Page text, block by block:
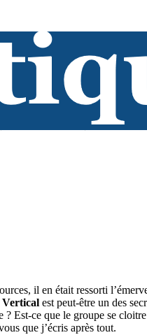
il en était ressorti
est peut-être un des
Est-ce que le groupe se
que j’écris après tout.